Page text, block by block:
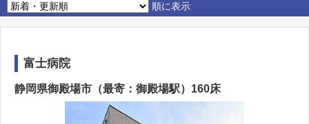
順に表示
富士病院
静岡県御殿場市（最寄：御殿場駅）160床